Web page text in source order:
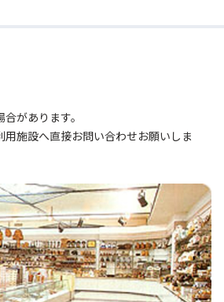
があります。
用施設へ直接お問い合わせお願いしま